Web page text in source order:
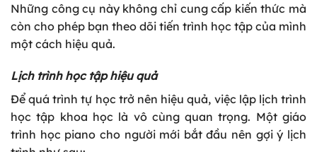
Những công cụ này không chỉ cung cấp kiến thức mà
còn cho phép bạn theo dõi tiến trình học tập của mình
một cách hiệu quả.
Lịch trình học tập hiệu quả
Để quá trình tự học trở nên hiệu quả, việc lập lịch trình
học tập khoa học là vô cùng quan trọng. Một giáo
trình học piano cho người mới bắt đầu nên gợi ý lịch